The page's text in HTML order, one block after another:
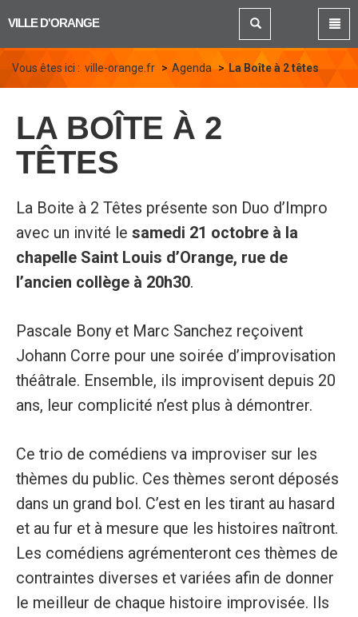
VILLE D'ORANGE
Vous êtes ici : ville-orange.fr Agenda La Boîte à 2 têtes
LA BOÎTE À 2
TÊTES
La Boite à 2 Têtes présente son Duo d’Impro
avec un invité le samedi 21 octobre à la
chapelle Saint Louis d’Orange, rue de
l’ancien collège à 20h30.
Pascale Bony et Marc Sanchez reçoivent
Johann Corre pour une soirée d’improvisation
théâtrale. Ensemble, ils improvisent depuis 20
ans, leur complicité n’est plus à démontrer.
Ce trio de comédiens va improviser sur les
thèmes du public. Ces thèmes seront déposés
dans un grand bol. C’est en les tirant au hasard
et au fur et à mesure que les histoires naîtront.
Les comédiens agrémenteront ces thèmes de
contraintes diverses et variées afin de donner
le meilleur de chaque histoire improvisée. Ils